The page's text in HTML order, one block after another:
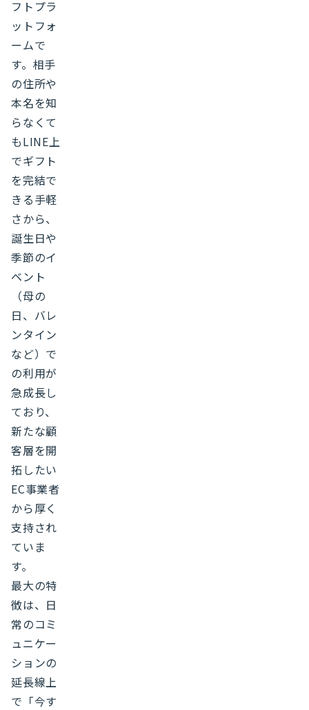
フトプラ
ットフォ
ームで
す。相手
の住所や
本名を知
らなくて
もLINE上
でギフト
を完結で
きる手軽
さから、
誕生日や
季節のイ
ベント
（母の
日、バレ
ンタイン
など）で
の利用が
急成長し
ており、
新たな顧
客層を開
拓したい
EC事業者
から厚く
支持され
ていま
す。
最大の特
徴は、日
常のコミ
ュニケー
ションの
延長線上
で「今す